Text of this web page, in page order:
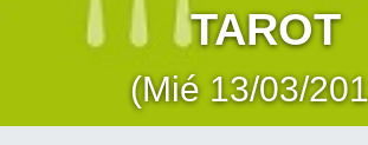
TAROT
(Mié 13/03/